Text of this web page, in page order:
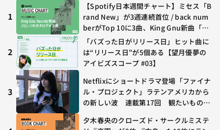
1
【Spotify日本週間チャート】ミセス「B
rand New」が3週連続首位 / back num
berがTop 10に3曲、King Gnu新曲「G
O GHOST」が初登場〜集計期間：2026
年7/24〜7/30
2
「バズった日がリリース日」ヒット曲に
は“リリース日”が5個ある【望月優夢の
アイビズスコープ #03】
3
Netflixにショートドラマ登場「ファイナ
ル・プロジェクト」ラテンアメリカから
の新しい波 連載第17回 観たいものが
夕木春央のクローズド・サークルミステ